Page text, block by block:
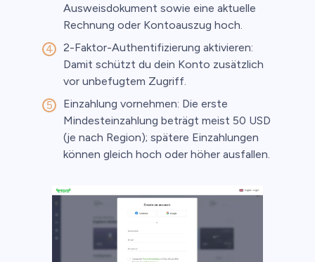
Ausweisdokument sowie eine aktuelle
Rechnung oder Kontoauszug hoch.
2-Faktor-Authentifizierung aktivieren:
Damit schützt du dein Konto zusätzlich
vor unbefugtem Zugriff.
Einzahlung vornehmen: Die erste
Mindesteinzahlung beträgt meist 50 USD
(je nach Region); spätere Einzahlungen
können gleich hoch oder höher ausfallen.